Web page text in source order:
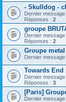
- Skulldog -
Dernier
Réponses : 2
groupe
Dernier
Réponses : 2
Groupe
Dernier
Towards End
Dernier
Réponses : 3
[Paris]
Dernier